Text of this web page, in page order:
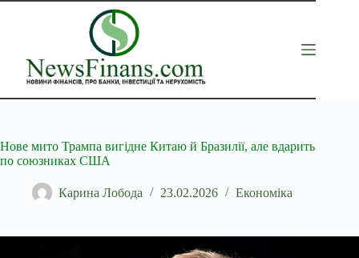
Перейти
Нове мито Трампа вигідне Китаю й Бразилії, але вдарить
по союзниках США
Карина Лобода 23.02.2026 Економіка